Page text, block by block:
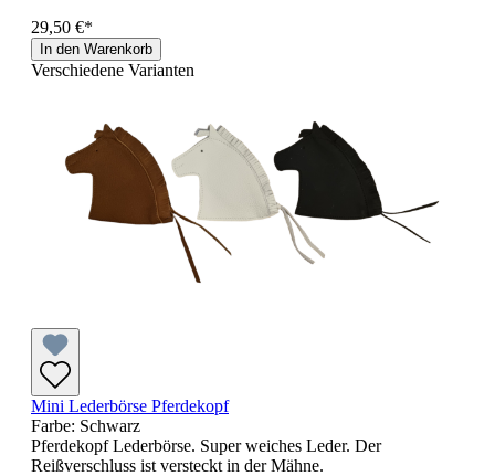
29,50 €*
In den Warenkorb
Verschiedene Varianten
Mini Lederbörse Pferdekopf
Farbe: Schwarz
Pferdekopf Lederbörse. Super weiches Leder. Der
Reißverschluss ist versteckt in der Mähne.